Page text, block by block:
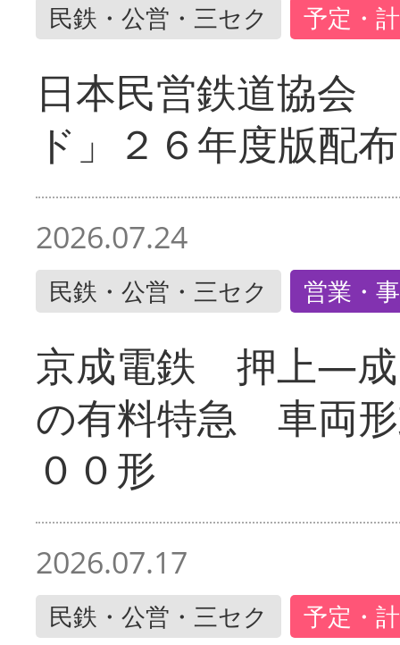
民鉄・公営・三セク 予定・
日本民営鉄道協会
ド」２６年度版配布
2026.07.24
民鉄・公営・三セク 営業・
京成電鉄 押上―成
の有料特急 車両
００形
2026.07.17
民鉄・公営・三セク 予定・